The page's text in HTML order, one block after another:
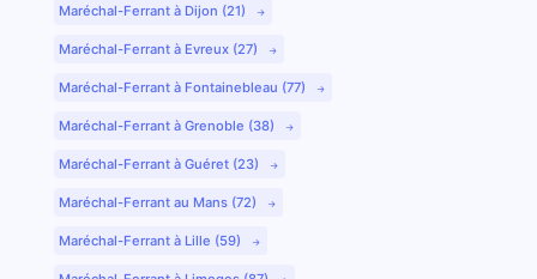
Maréchal-Ferrant à Dijon (21)
Maréchal-Ferrant à Evreux (27)
Maréchal-Ferrant à Fontainebleau (77)
Maréchal-Ferrant à Grenoble (38)
Maréchal-Ferrant à Guéret (23)
Maréchal-Ferrant au Mans (72)
Maréchal-Ferrant à Lille (59)